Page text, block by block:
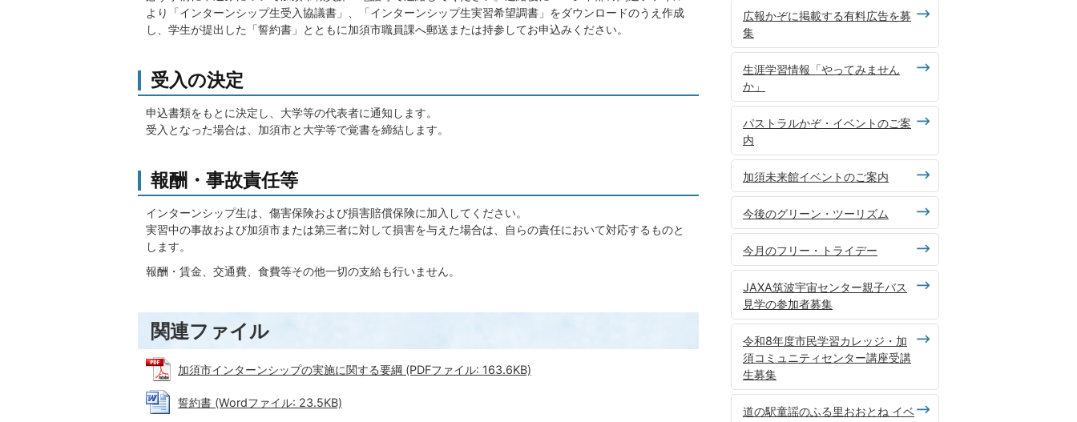
より「インターンシップ生受入協議書」、「インターンシップ生実習希望調書」をダウンロードのうえ作成
し、学生が提出した「誓約書」とともに加須市職員課へ郵送または持参してお申込みください。
受入の決定
申込書類をもとに決定し、大学等の代表者に通知します。
受入となった場合は、加須市と大学等で覚書を締結します。
報酬・事故責任等
インターンシップ生は、傷害保険および損害賠償保険に加入してください。
実習中の事故および加須市または第三者に対して損害を与えた場合は、自らの責任において対応するものと
します。
報酬・賃金、交通費、食費等その他一切の支給も行いません。
関連ファイル
加須市インターンシップの実施に関する要綱 (PDFファイル: 163.6KB)
誓約書 (Wordファイル: 23.5KB)
広報かぞに掲載する有料広告を募
集
生涯学習情報「やってみません
か」
パストラルかぞ・イベントのご案
内
加須未来館イベントのご案内
今後のグリーン・ツーリズム
今月のフリー・トライデー
JAXA筑波宇宙センター親子バス
見学の参加者募集
令和8年度市民学習カレッジ・加
須コミュニティセンター講座受講
生募集
道の駅童謡のふる里おおとね イベ